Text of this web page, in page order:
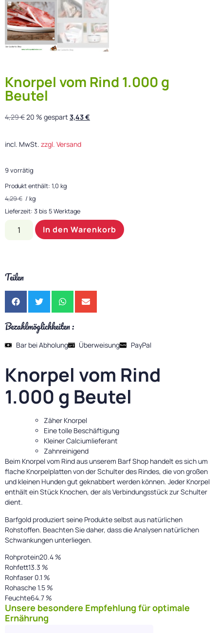
Knorpel vom Rind 1.000 g
Beutel
4,29€20 % gespart 3,43€
incl. MwSt. zzgl. Versand
9 vorrätig
Produkt enthält: 1,0 kg
4,29€ / kg
Lieferzeit: 3 bis 5 Werktage
In den Warenkorb
Teilen
Bezahlmöglichkeiten :
Bar bei Abholung Überweisung PayPal
Knorpel vom Rind
1.000 g Beutel
Zäher Knorpel
Eine tolle Beschäftigung
Kleiner Calciumlieferant
Zahnreinigend
Beim Knorpel vom Rind aus unserem Barf Shop handelt es sich um
flache Knorpelplatten von der Schulter des Rindes, die von großen
und kleinen Hunden gut geknabbert werden können. Jeder Knorpel
enthält ein Stück Knochen, der als Verbindungsstück zur Schulter
dient.
Barfgold produziert seine Produkte selbst aus natürlichen
Rohstoffen. Beachten Sie daher, dass die Analysen natürlichen
Schwankungen unterliegen.
Rohprotein20.4 %
Rohfett13.3 %
Rohfaser 0.1 %
Rohasche 1.5 %
Feuchte64.7 %
Unsere besondere Empfehlung für optimale
Ernährung